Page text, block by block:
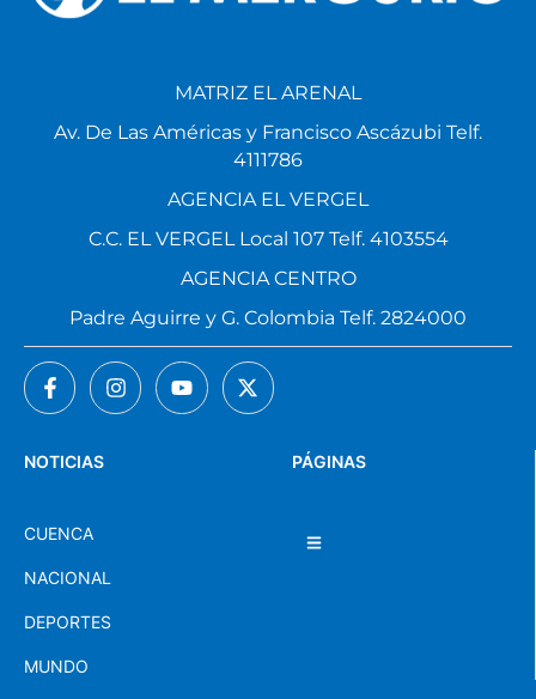
PÁGINAS
NOTICIAS
CUENCA
NACIONAL
DEPORTES
MUNDO
MATRIZ EL ARENAL
Av. De Las Américas y Francisco Ascázubi Telf.
4111786
AGENCIA EL VERGEL
C.C. EL VERGEL Local 107 Telf. 4103554
AGENCIA CENTRO
Padre Aguirre y G. Colombia Telf. 2824000